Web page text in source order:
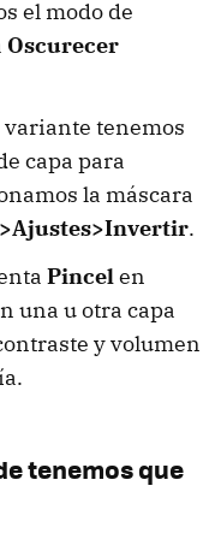
el modo de
Oscurecer
variante tenemos
capa para
la máscara
.
Pincelen
una u otra capa
y volumen
tenemos que